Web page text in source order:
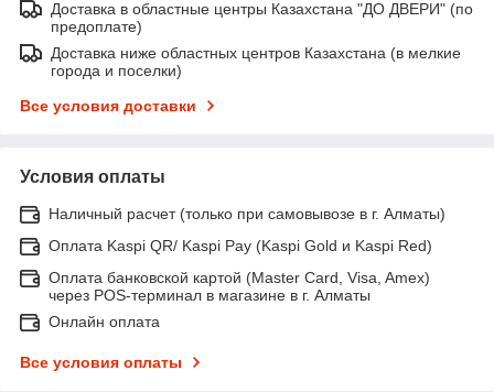
Доставка в областные центры Казахстана "ДО ДВЕРИ" (по
предоплате)
Доставка ниже областных центров Казахстана (в мелкие
города и поселки)
Все условия доставки
Условия оплаты
Наличный расчет (только при самовывозе в г. Алматы)
Оплата Kaspi QR/ Kaspi Pay (Kaspi Gold и Kaspi Red)
Оплата банковской картой (Master Card, Visa, Amex)
через POS-терминал в магазине в г. Алматы
Онлайн оплата
Все условия оплаты